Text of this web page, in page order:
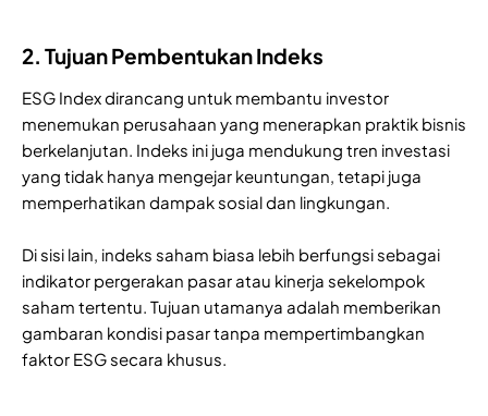
2. Tujuan Pembentukan Indeks
ESG Index dirancang untuk membantu investor
menemukan perusahaan yang menerapkan praktik bisnis
berkelanjutan. Indeks ini juga mendukung tren investasi
yang tidak hanya mengejar keuntungan, tetapi juga
memperhatikan dampak sosial dan lingkungan.
Di sisi lain, indeks saham biasa lebih berfungsi sebagai
indikator pergerakan pasar atau kinerja sekelompok
saham tertentu. Tujuan utamanya adalah memberikan
gambaran kondisi pasar tanpa mempertimbangkan
faktor ESG secara khusus.